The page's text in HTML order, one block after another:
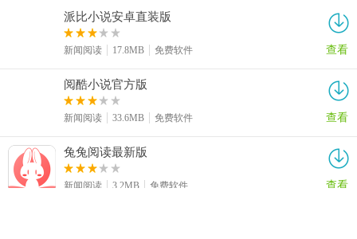
派比小说安卓直装版
新闻阅读 17.8MB 免费软件 查看
阅酷小说官方版
新闻阅读 33.6MB 免费软件 查看
兔兔阅读最新版
新闻阅读 3.2MB 免费软件 查看